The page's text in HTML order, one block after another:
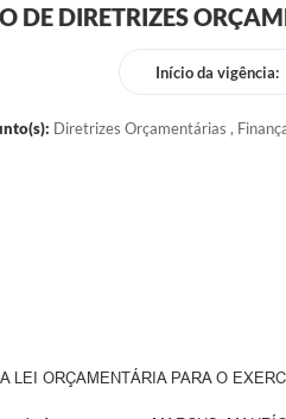
DE DIRETRIZES
Início da vigência:
Diretrizes Orçamentárias ,
ORÇAMENTÁRIA PARA O